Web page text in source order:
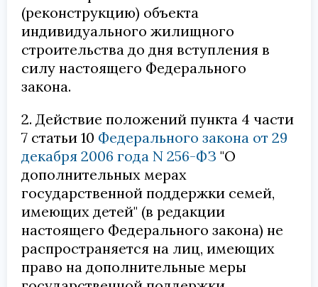
(реконструкцию) объекта
индивидуального жилищного
строительства до дня вступления в
силу настоящего Федерального
закона.
2. Действие положений пункта 4 части
7 статьи 10 Федерального закона от 29
декабря 2006 года N 256-ФЗ "О
дополнительных мерах
государственной поддержки семей,
имеющих детей" (в редакции
настоящего Федерального закона) не
распространяется на лиц, имеющих
право на дополнительные меры